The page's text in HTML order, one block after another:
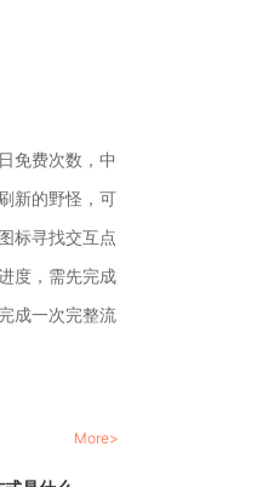
免费次数，中
新的野怪，可
标寻找交互点
度，需先完成
成一次完整流
More>